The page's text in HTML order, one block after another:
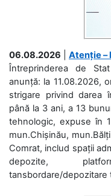
06.08.2026
Atenție –
Întreprinderea de
anunță: la 11.08.2026,
strigare privind darea
până la 3 ani, a 13
tehnologic, expuse în
mun.Chișinău,
Comrat, includ spații
depozite,
tansbordare/depozitare